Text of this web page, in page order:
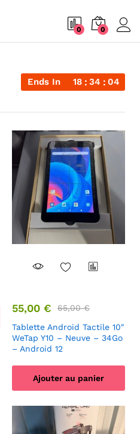
0 0
Ends In 18 34 03
55,00 € 65,00€
Tablette Android Tactile 10″
WeTap Y10 – Neuve – 34Go
– Android 12
Ajouter au panier